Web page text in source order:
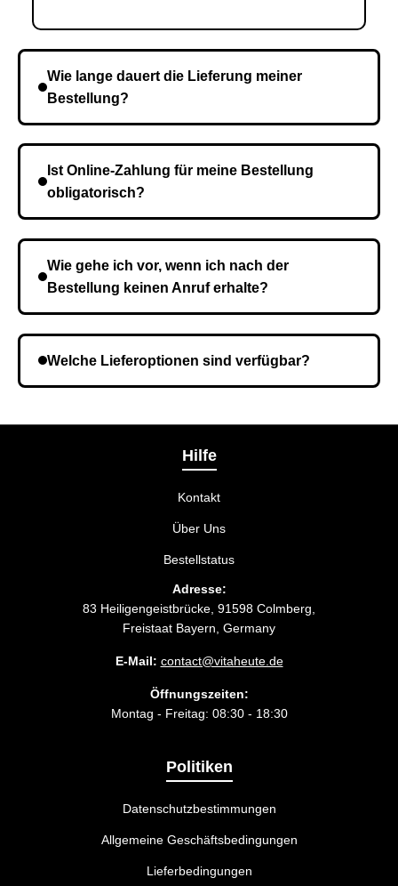
Wie lange dauert die Lieferung meiner
Bestellung?
Kurierdienst und die Zeit hängt davon ab.
Ist Online-Zahlung für meine Bestellung
obligatorisch?
Wie gehe ich vor, wenn ich nach der
Bestellung keinen Anruf erhalte?
und wiederholen Sie gegebenenfalls die Bestellung.
Welche Lieferoptionen sind verfügbar?
Liefermethode wählen, die am besten zu Ihnen
Hilfe
Kontakt
Über Uns
Bestellstatus
Adresse:
83 Heiligengeistbrücke, 91598 Colmberg,
Freistaat Bayern, Germany
E-Mail: contact@vitaheute.de
Öffnungszeiten:
Montag - Freitag: 08:30 - 18:30
Politiken
Datenschutzbestimmungen
Allgemeine Geschäftsbedingungen
Lieferbedingungen